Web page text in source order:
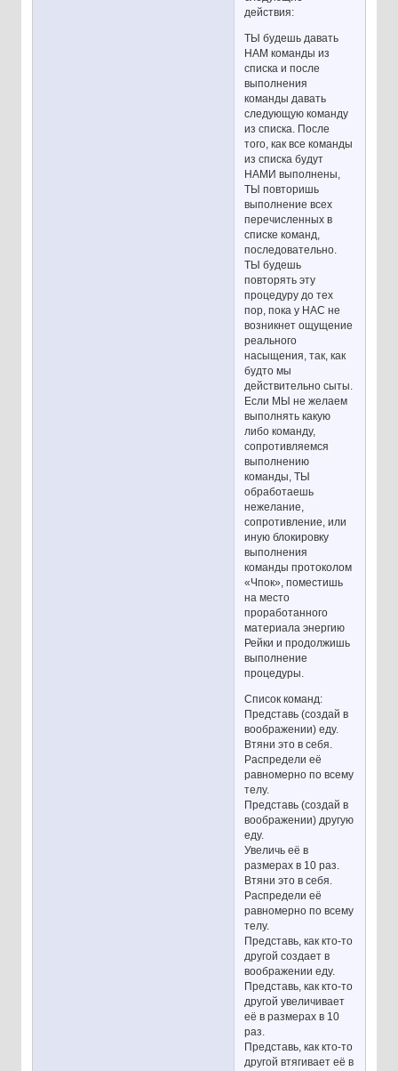
действия:
ТЫ будешь давать
НАМ команды из
списка и после
выполнения
команды давать
следующую команду
из списка. После
того, как все команды
из списка будут
НАМИ выполнены,
ТЫ повторишь
выполнение всех
перечисленных в
списке команд,
последовательно.
ТЫ будешь
повторять эту
процедуру до тех
пор, пока у НАС не
возникнет ощущение
реального
насыщения, так, как
будто мы
действительно сыты.
Если МЫ не желаем
выполнять какую
либо команду,
сопротивляемся
выполнению
команды, ТЫ
обработаешь
нежелание,
сопротивление, или
иную блокировку
выполнения
команды протоколом
«Чпок», поместишь
на место
проработанного
материала энергию
Рейки и продолжишь
выполнение
процедуры.
Список команд:
Представь (создай в
воображении) еду.
Втяни это в себя.
Распредели её
равномерно по всему
телу.
Представь (создай в
воображении) другую
еду.
Увеличь её в
размерах в 10 раз.
Втяни это в себя.
Распредели её
равномерно по всему
телу.
Представь, как кто-то
другой создает в
воображении еду.
Представь, как кто-то
другой увеличивает
её в размерах в 10
раз.
Представь, как кто-то
другой втягивает её в